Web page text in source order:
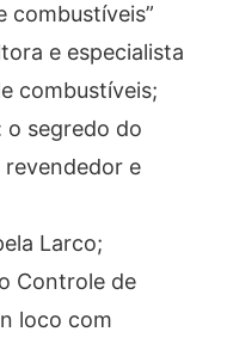
combustíveis”
e especialista
combustíveis;
o segredo do
revendedor e
Larco;
Controle de
loco com